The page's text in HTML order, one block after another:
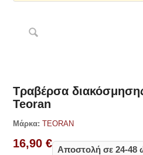
Τραβέρσα
Teoran
Μάρκα: TEORAN
16,90€ Αποστολή σε 24-48